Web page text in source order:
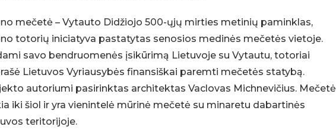
mečetė – Vytauto Didžiojo 500-ųjų mirties metinių paminklas,
totorių iniciatyva pastatytas senosios medinės mečetės vietoje.
savo bendruomenės įsikūrimą Lietuvoje su Vytautu, totoriai
Lietuvos Vyriausybės finansiškai paremti mečetės statybą.
autoriumi pasirinktas architektas Vaclovas Michnevičius. Mečetė
iki šiol ir yra vienintelė mūrinė mečetė su minaretu dabartinės
teritorijoje.